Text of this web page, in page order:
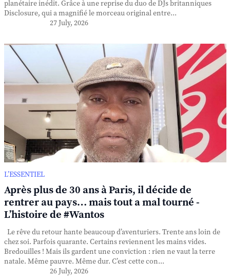
planétaire inédit. Grâce à une reprise du duo de DJs britanniques
Disclosure, qui a magnifié le morceau original entre...
27 July, 2026
L’ESSENTIEL
Après plus de 30 ans à Paris, il décide de
rentrer au pays… mais tout a mal tourné -
L’histoire de #Wantos
Le rêve du retour hante beaucoup d’aventuriers. Trente ans loin de
chez soi. Parfois quarante. Certains reviennent les mains vides.
Bredouilles ! Mais ils gardent une conviction : rien ne vaut la terre
natale. Même pauvre. Même dur. C’est cette con...
26 July, 2026